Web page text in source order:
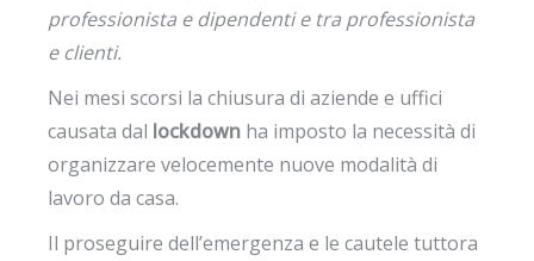
professionista e dipendenti e tra professionista
e clienti.
Nei mesi scorsi la chiusura di aziende e uffici
causata dal lockdown ha imposto la necessità di
organizzare velocemente nuove modalità di
lavoro da casa.
Il proseguire dell’emergenza e le cautele tuttora